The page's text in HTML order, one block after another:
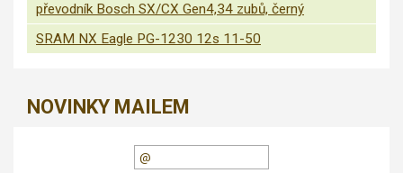
převodník Bosch SX/CX Gen4,34 zubů, černý
SRAM NX Eagle PG-1230 12s 11-50
NOVINKY MAILEM